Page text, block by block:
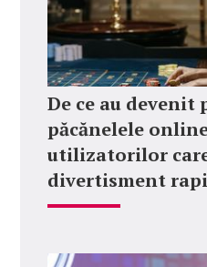
De ce au devenit
păcănelele
utilizatorilor
divertisment